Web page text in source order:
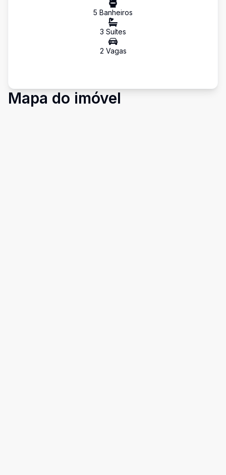
5 Banheiros
3 Suítes
2 Vagas
Mapa do imóvel